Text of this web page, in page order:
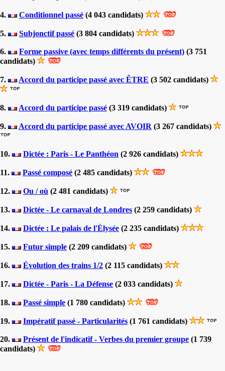
4. Conditionnel passé (4 043 candidats)
5. Subjonctif passé (3 804 candidats)
6. Forme passive (avec temps différents du présent) (3 751
candidats)
7. Accord du participe passé avec ÊTRE (3 502 candidats)
8. Accord du participe passé (3 319 candidats)
9. Accord du participe passé avec AVOIR (3 267 candidats)
10. Dictée : Paris - Le Panthéon (2 926 candidats)
11. Passé composé (2 485 candidats)
12. Ou / où (2 481 candidats)
13. Dictée - Le carnaval de Londres (2 259 candidats)
14. Dictée : Le palais de l'Élysée (2 235 candidats)
15. Futur simple (2 209 candidats)
16. Évolution des trains 1/2 (2 115 candidats)
17. Dictée - Paris - La Défense (2 033 candidats)
18. Passé simple (1 780 candidats)
19. Impératif passé - Particularités (1 761 candidats)
20. Présent de l'indicatif - Verbes du premier groupe (1 739
candidats)